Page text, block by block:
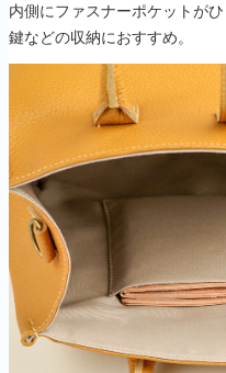
内側にファスナーポケットがひ
鍵などの収納におすすめ。